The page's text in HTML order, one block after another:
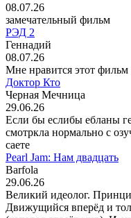
08.07.26
замечательный фильм
РЭД 2
Геннадий
08.07.26
Мне нравится этот фильм
Доктор Кто
Черная Мечница
29.06.26
Если бы еслибы ебланы
смотркла нормально с
саете
Pearl Jam: Нам двадцать
Barfola
29.06.26
Великий идеолог.
Движущийся вперёд и